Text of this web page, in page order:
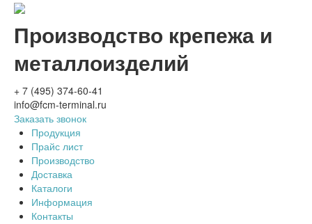
Производство крепежа и
металлоизделий
+ 7 (495) 374-60-41
info@fcm-terminal.ru
Заказать звонок
Продукция
Прайс лист
Производство
Доставка
Каталоги
Информация
Контакты